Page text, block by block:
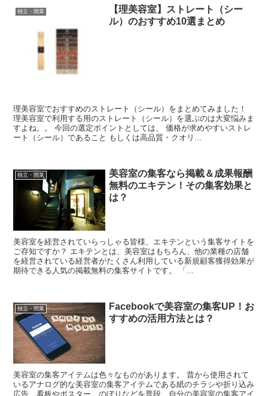
独立・開業
【理美容室】ストレート（シー
ル）のおすすめ10選まとめ
理美容室でおすすめのストレート（シール）をまとめてみました！
理美容室で利用する用のストレート（シール）を選ぶのは大変悩みま
すよね。。 今回の選定ポイントとしては、 価格が求めやすいストレ
ート（シール）であること もしくは高品質・クオリ...
独立・開業
美容室の集客なら掲載＆成果報酬
無料のエキテン！その集客効果と
は？
美容室を経営されていらっしゃる皆様、エキテンという集客サイトを
ご存知ですか？ エキテンとは、美容室はもちろん、他の業種の店舗
を経営されている経営者がたくさん利用している新規顧客獲得効果が
期待できる人気の掲載無料の集客サイトです。 「...
独立・開業
Facebookで美容室の集客UP！お
すすめの活用方法とは？
美容室の集客アイテムは色々なものがあります。 昔から使用されて
いるアナログ的な美容室の集客アイテムである紙のチラシや折り込み
広告、看板やポスター、のぼりなどを普段、自分の美容室の集客アイ